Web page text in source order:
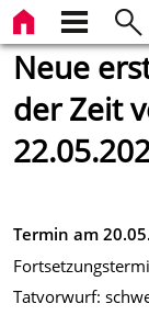
Neue
der Zeit
Termin am
Tatvorwurf: